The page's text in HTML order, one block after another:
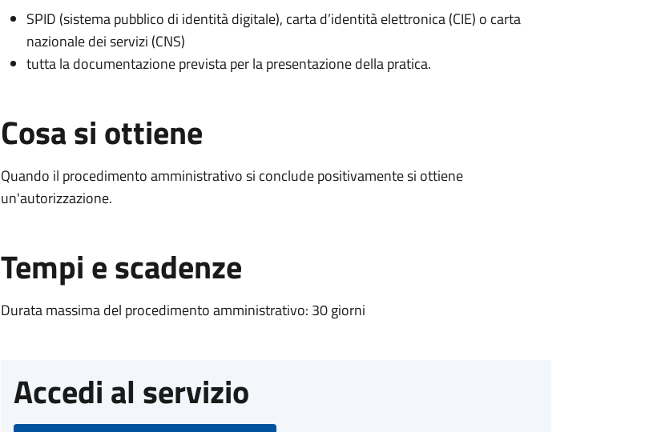
SPID (sistema pubblico di identità digitale), carta d’identità elettronica (CIE) o carta
nazionale dei servizi (CNS)
tutta la documentazione prevista per la presentazione della pratica.
Cosa si ottiene
Quando il procedimento amministrativo si conclude positivamente si ottiene
un'autorizzazione.
Tempi e scadenze
Durata massima del procedimento amministrativo: 30 giorni
Accedi al servizio